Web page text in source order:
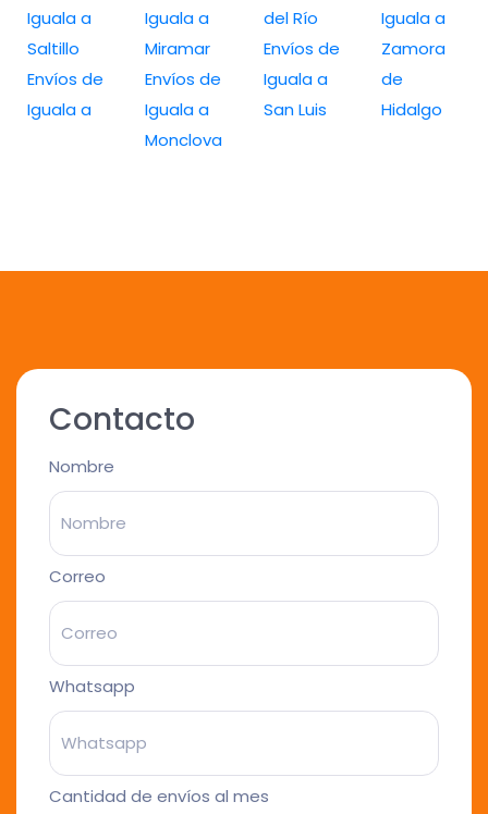
Iguala a
Saltillo
Envíos de
Iguala a
Iguala a
Miramar
Envíos de
Iguala a
Monclova
del Río
Envíos de
Iguala a
San Luis
Iguala a
Zamora
de
Hidalgo
Contacto
Nombre
Correo
Whatsapp
Cantidad de envíos al mes